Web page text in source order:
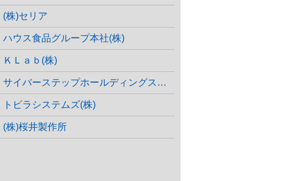
(株)セリア
ハウス食品グループ本社(株)
ＫＬａｂ(株)
サイバーステップホールディングス(株)
トビラシステムズ(株)
(株)桜井製作所